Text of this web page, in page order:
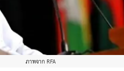
ภาพจาก RFA